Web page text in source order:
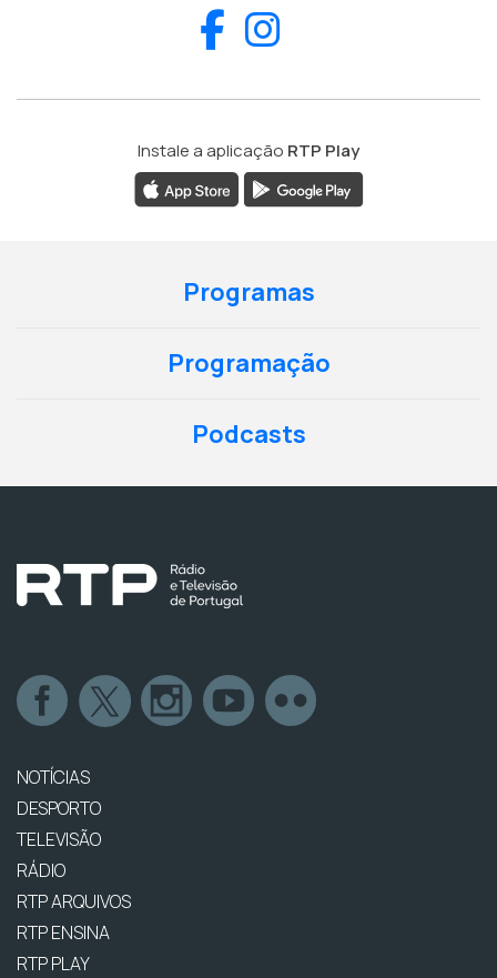
Facebook
Instale a aplicação RTP Play
Programas
Programação
Podcasts
NOTÍCIAS
DESPORTO
TELEVISÃO
RÁDIO
RTP ARQUIVOS
RTP ENSINA
RTP PLAY